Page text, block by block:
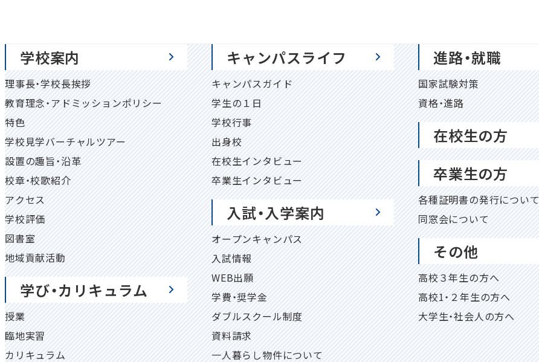
学校案内
理事長・学校長挨拶
教育理念・アドミッションポリシー
特色
学校見学バーチャルツアー
設置の趣旨・沿革
校章・校歌紹介
アクセス
学校評価
図書室
地域貢献活動
学び・カリキュラム
授業
臨地実習
カリキュラム
キャンパスライフ
キャンパスガイド
学生の１日
学校行事
出身校
在校生インタビュー
卒業生インタビュー
入試・入学案内
オープンキャンパス
入試情報
WEB出願
学費・奨学金
ダブルスクール制度
資料請求
一人暮らし物件について
進路・就職
国家試験対策
資格・進路
在校生の方
卒業生の方
各種証明書の発行について
同窓会について
その他
高校３年生の方へ
高校1・２年生の方へ
大学生・社会人の方へ